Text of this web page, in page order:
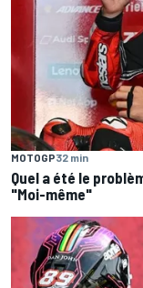
MOTOGP32 min
Quel a été le
"Moi-même"